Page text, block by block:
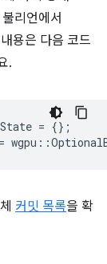
리언에서
용은 다음 코드
.
= {};
= wgpu ::
커밋 목록을 확